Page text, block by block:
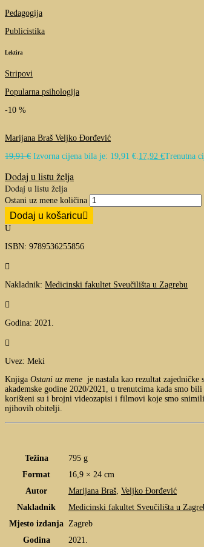
Pedagogija
Publicistika
Lektira
Stripovi
Popularna psihologija
-10 %
Marijana Braš Veljko Đorđević
19,91€ Izvorna cijena bila je: 19,91 €.17,92 €Trenutna
Dodaj u listu želja
Dodaj u listu želja
Ostani uz mene količina
Dodaj u košaricu
U
ISBN: 9789536255856

Nakladnik: Medicinski fakultet Sveučilišta u Zagrebu

Godina: 2021.

Uvez: Meki
Knjiga Ostani uz mene je nastala kao rezultat
akademske godine 2020/2021, u trenutcima kada smo
korišteni su i brojni videozapisi i filmovi koje smo
njihovih obitelji.
Težina
795 g
Format
16,9 × 24 cm
Autor
Marijana Braš, Veljko Đorđević
Nakladnik
Medicinski fakultet Sveučilišta u
Mjesto izdanja Zagreb
Godina
2021.